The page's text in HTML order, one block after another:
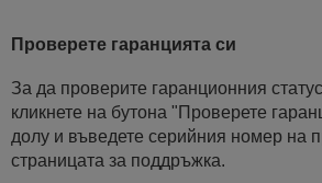
Проверете гаранцията си
За да проверите гаранционния
кликнете на бутона "Проверете
долу и въведете серийния номер на
страницата за поддръжка.